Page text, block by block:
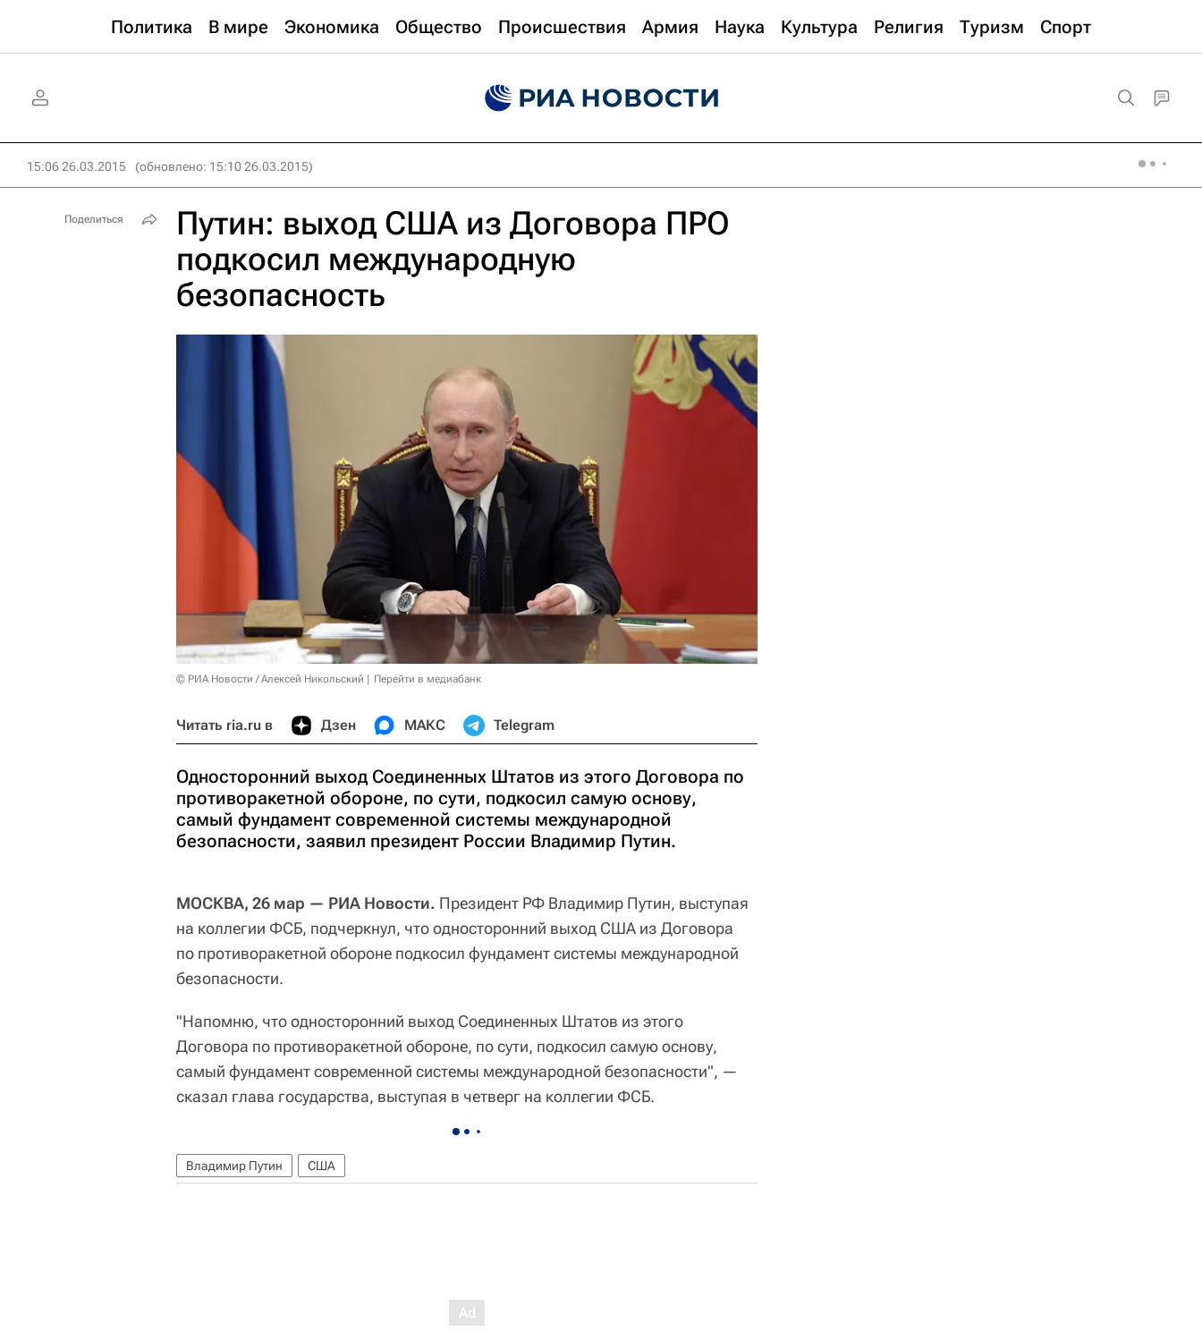
Политика В мире Экономика Общество Происшествия Армия Наука Культура Религия Туризм Спорт
15:06 26.03.2015 (обновлено: 15:10 26.03.2015)
Путин: выход США из Договора ПРО
подкосил международную
безопасность
© РИА Новости / Алексей Никольский Перейти в медиабанк
Читать ria.ru в Дзен МАКС Telegram
Односторонний выход Соединенных Штатов из этого Договора по
противоракетной обороне, по сути, подкосил самую основу,
самый фундамент современной системы международной
безопасности, заявил президент России Владимир Путин.
МОСКВА, 26 мар — РИА Новости. Президент РФ Владимир Путин, выступая
на коллегии ФСБ, подчеркнул, что односторонний выход США из Договора
по противоракетной обороне подкосил фундамент системы международной
безопасности.
"Напомню, что односторонний выход Соединенных Штатов из этого
Договора по противоракетной обороне, по сути, подкосил самую основу,
самый фундамент современной системы международной безопасности", —
сказал глава государства, выступая в четверг на коллегии ФСБ.
Владимир Путин США
Поделиться